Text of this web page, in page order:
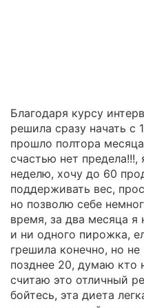
Благодаря курсу
решила сразу начать с
прошло полтора
счастью нет предела!!!,
неделю, хочу до 60
поддерживать вес,
но позволю себе
время, за два месяца я
и ни одного пирожка,
грешила конечно, но
позднее 20, думаю кто
считаю это отличный
бойтесь, эта диета